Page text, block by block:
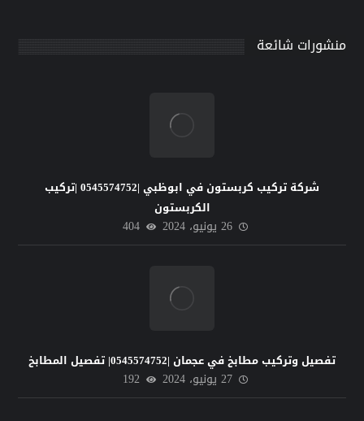
منشورات شائعة
شركة تركيب كربستون في ابوظبي |0545574752 |تركيب
الكربستون
26 يونيو، 2024 404
تفصيل وتركيب مطابخ في عجمان |0545574752| تفصيل المطابخ
27 يونيو، 2024 192